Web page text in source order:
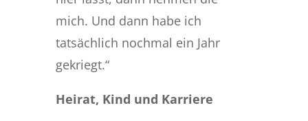
mich. Und dann habe ich
tatsächlich nochmal ein Jahr
gekriegt.“
Heirat, Kind und Karriere